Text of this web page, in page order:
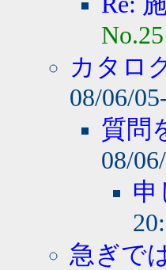
No.25
カタロ
08/06/
質問
08/
申
急ぎで